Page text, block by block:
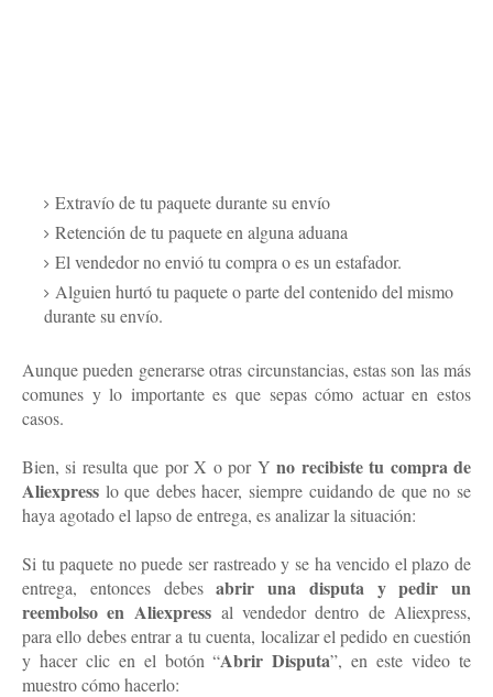
Extravío de tu paquete durante su envío
Retención de tu paquete en alguna aduana
El vendedor no envió tu compra o es un estafador.
Alguien hurtó tu paquete o parte del contenido del mismo
durante su envío.
Aunque pueden generarse otras circunstancias, estas son las más
comunes y lo importante es que sepas cómo actuar en estos
casos.
Bien, si resulta que por X o por Yno recibiste tu compra de
Aliexpress lo que debes hacer, siempre cuidando de que no se
haya agotado el lapso de entrega, es analizar la situación:
Si tu paquete no puede ser rastreado y se ha vencido el plazo de
entrega, entonces debesabrir una disputa y pedir un
reembolso en Aliexpress al vendedor dentro de Aliexpress,
para ello debes entrar a tu cuenta, localizar el pedido en cuestión
y hacer clic en el botón “Abrir Disputa”, en este video te
muestro cómo hacerlo: